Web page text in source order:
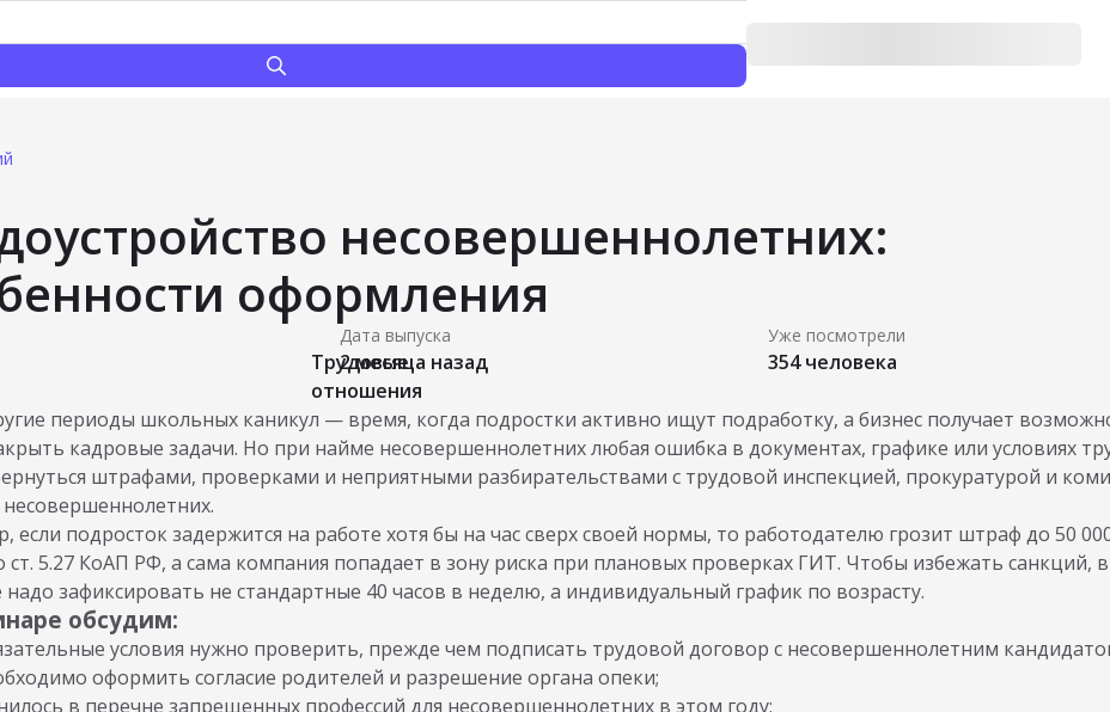
несовершеннолетних:
оформления
Трудовые
отношения
Дата выпуска
2 месяца назад
Уже посмотрели
354 человека
периоды школьных каникул — время, когда подростки активно ищут подработку, а бизнес получает
кадровые задачи. Но при найме несовершеннолетних любая ошибка в документах, графике или условиях
штрафами, проверками и неприятными разбирательствами с трудовой инспекцией, прокуратурой и
если подросток задержится на работе хотя бы на час сверх своей нормы, то работодателю грозит штраф до 50
ст. 5.27 КоАП РФ, а сама компания попадает в зону риска при плановых проверках ГИТ. Чтобы избежать санкций, в
надо зафиксировать не стандартные 40 часов в неделю, а индивидуальный график по возрасту.
обсудим:
условия нужно проверить, прежде чем подписать трудовой договор с несовершеннолетним
оформить согласие родителей и разрешение органа опеки;
в перечне запрещенных профессий для несовершеннолетних в этом году;